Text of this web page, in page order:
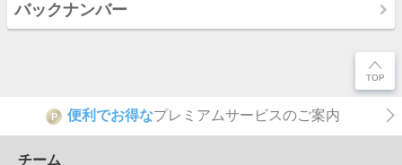
バックナンバー
P 便利でお得なプレミアムサービスのご案内
チーム